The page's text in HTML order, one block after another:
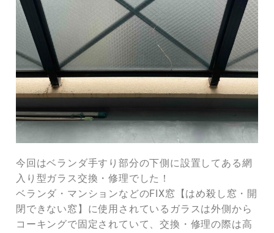
今回はベランダ手すり部分の下側に設置してある網
入り型ガラス交換・修理でした！
ベランダ・マンションなどのFIX窓【はめ殺し窓・開
閉できない窓】に使用されているガラスは外側から
コーキングで固定されていて、交換・修理の際は高